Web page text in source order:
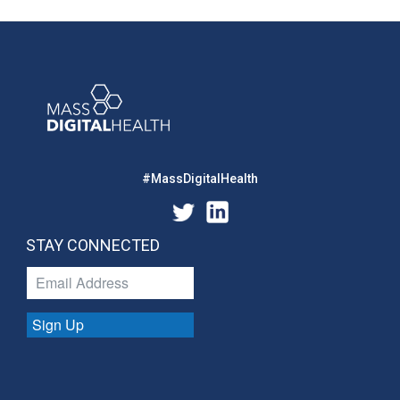
#MassDigitalHealth
STAY CONNECTED
Sign Up